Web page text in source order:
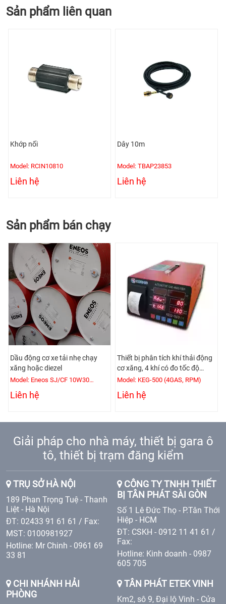
Sản phẩm liên quan
Khớp nối
Model: RCIN10810
Liên hệ
Dây 10m
Model: TBAP23853
Liên hệ
Sản phẩm bán chạy
Dầu động cơ xe tải nhẹ chạy
xăng hoặc diezel
Model: Eneos SJ/CF 10W30
Liên hệ
Thiết bị phân tích khí thải động
cơ xăng, 4 khí có đo tốc độ
động cơ
Model: KEG-500 (4GAS, RPM)
Liên hệ
Giải pháp cho nhà máy, thiết bị gara ô
tô, thiết bị trạm đăng kiểm
TRỤ SỞ HÀ NỘI
189 Phan Trọng Tuệ - Thanh
Liệt - Hà Nội
ĐT: 02433 91 61 61 / Fax:
MST: 0100981927
Hotline: Mr Chinh - 0961 69
33 81
CÔNG TY TNHH THIẾT
BỊ TÂN PHÁT SÀI GÒN
Số 1 Lê Đức Thọ - P.Tân Thới
Hiệp - HCM
ĐT: CSKH - 0912 11 41 61 /
Fax:
Hotline: Kinh doanh - 0987
605 705
CHI NHÁNH HẢI
PHÒNG
TÂN PHÁT ETEK VINH
Km2, sô 9, Đại lộ Vinh - Cửa